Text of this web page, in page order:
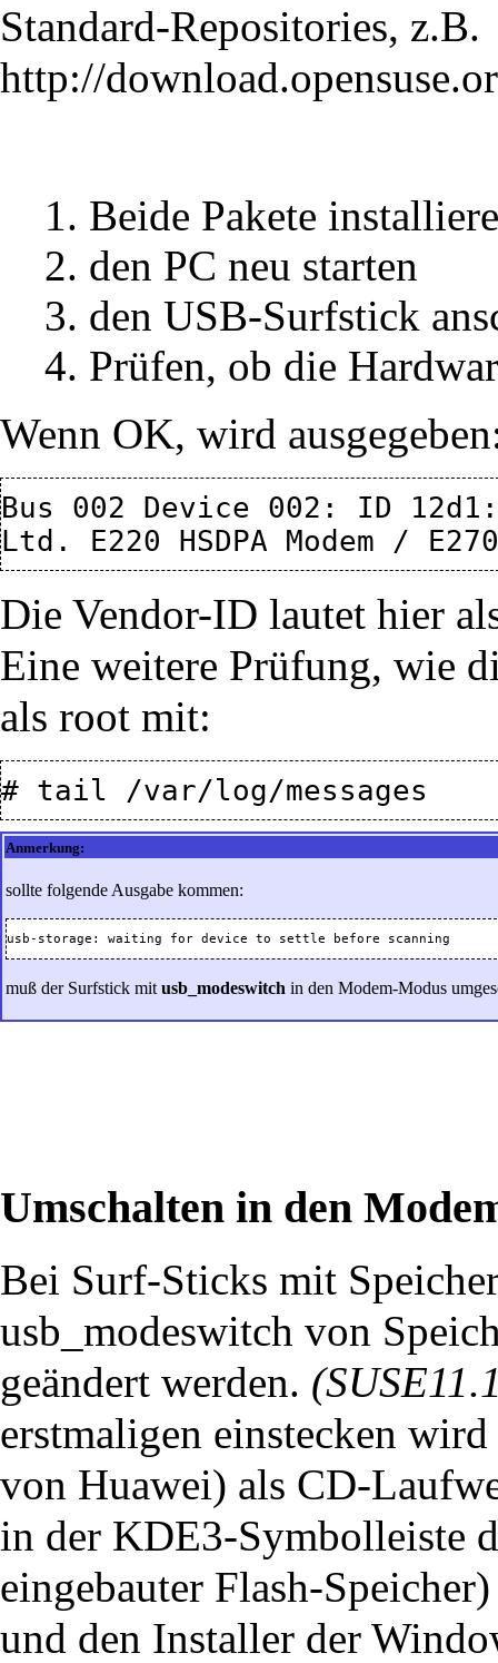
Standard-Repositories, z.B.
http://
Beide Pakete
den PC neu starten
den USB-Surfstick
Prüfen, ob die
Wenn OK, wird
Bus 002 Device 002: ID
Die Vendor-ID lautet hier
Eine weitere Prüfung, wie
als root mit:
Anmerkung:
sollte folgende Ausgabe kommen:
muß der Surfstick mit usb_modeswitch in den Modem-Modus
Umschalten in den
Bei Surf-Sticks mit
usb_modeswitch von
geändert werden.
erstmaligen einstecken
von Huawei) als CD-
in der KDE3-Symbolleiste
eingebauter Flash-
und den Installer der